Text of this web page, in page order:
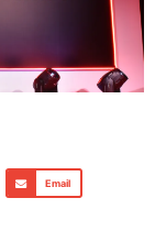
Email